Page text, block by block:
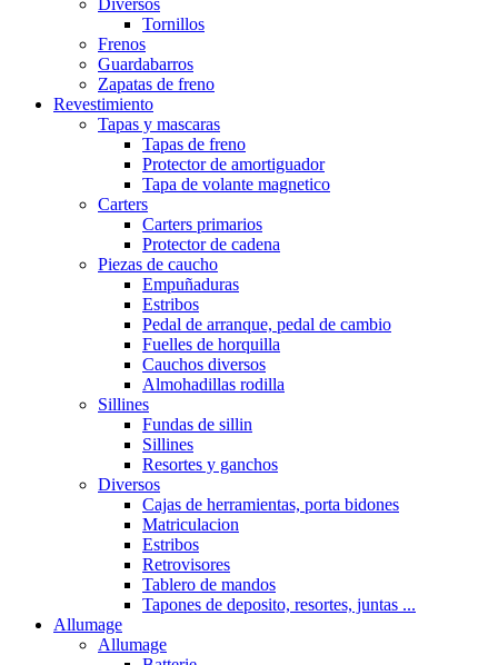
Diversos
Tornillos
Frenos
Guardabarros
Zapatas de freno
Revestimiento
Tapas y mascaras
Tapas de freno
Protector de amortiguador
Tapa de volante magnetico
Carters
Carters primarios
Protector de cadena
Piezas de caucho
Empuñaduras
Estribos
Pedal de arranque, pedal de cambio
Fuelles de horquilla
Cauchos diversos
Almohadillas rodilla
Sillines
Fundas de sillin
Sillines
Resortes y ganchos
Diversos
Cajas de herramientas, porta bidones
Matriculacion
Estribos
Retrovisores
Tablero de mandos
Tapones de deposito, resortes, juntas ...
Allumage
Allumage